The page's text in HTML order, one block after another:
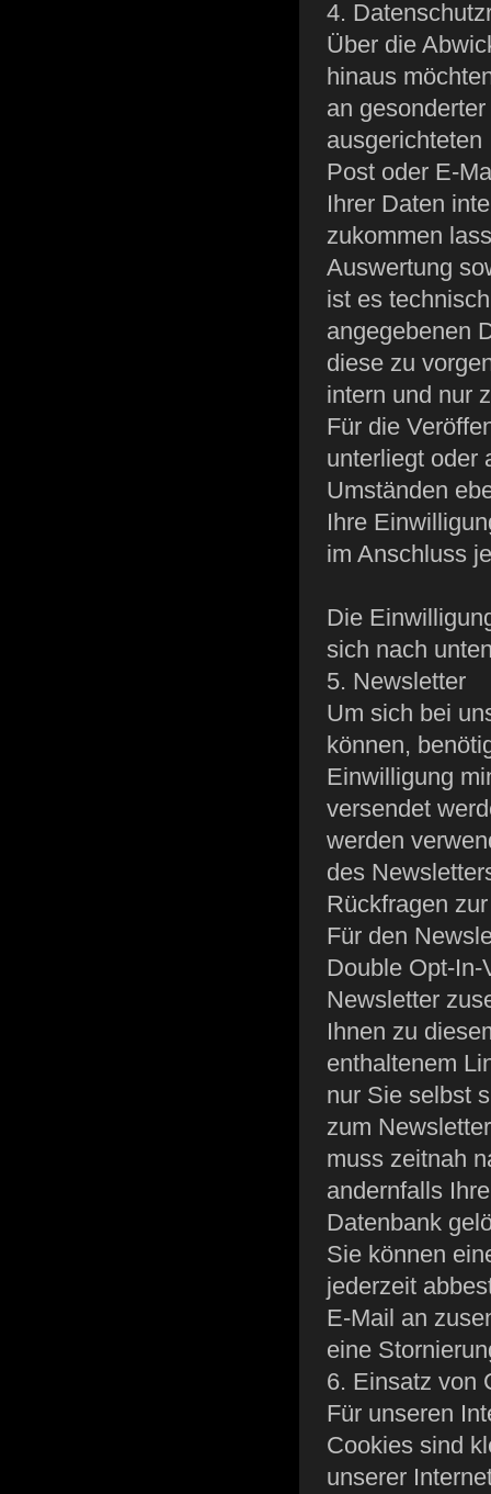
4.
Über die
hinaus
an
Post oder E-
Ihrer Daten
zukommen
Auswertung
ist es
angegebenen
diese zu
intern und nur
Für die
unterliegt oder
Umständen
Ihre
im Anschluss
Die
sich nach
5. Newsletter
Um sich bei
können,
Einwilligung
versendet
werden
des
Rückfragen
Für den
Double Opt-In-
Newsletter
Ihnen zu
enthaltenem
nur Sie selbst
zum
muss zeitnah
andernfalls
Datenbank
Sie können
jederzeit
E-Mail an
eine
6. Einsatz von
Für unseren
Cookies sind
unserer